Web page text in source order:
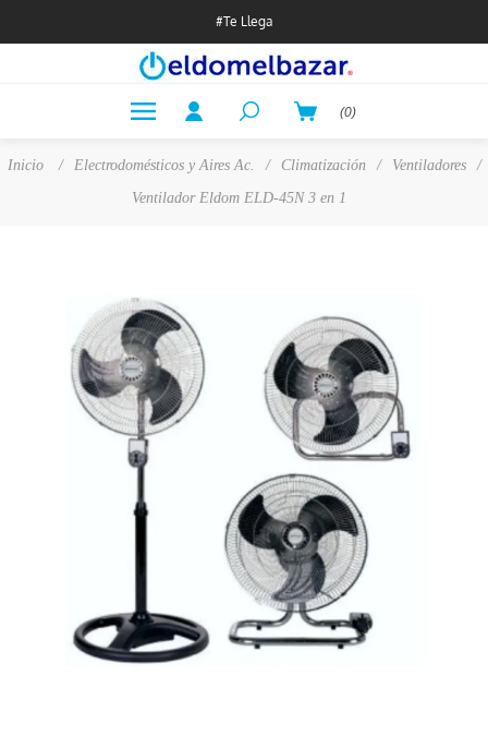
#Te Llega
(0)
Inicio / Electrodomésticos y Aires Ac. / Climatización / Ventiladores
/
Ventilador Eldom ELD-45N 3 en 1